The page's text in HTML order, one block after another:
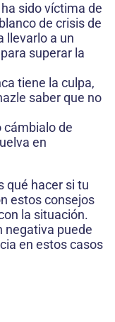
sido víctima de
de crisis de
llevarlo a un
superar la
tiene la culpa,
saber que no
cámbialo de
en
qué hacer si tu
estos consejos
la situación.
negativa puede
en estos casos